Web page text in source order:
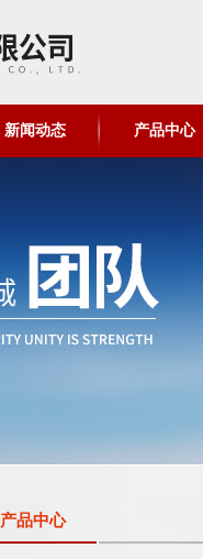
新闻动态 产品中心
产品中心